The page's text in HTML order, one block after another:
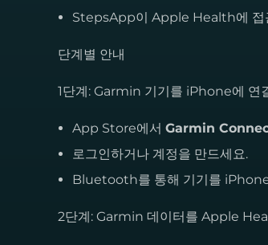
StepsApp이 Apple Health에 접
단계별 안내
1단계: Garmin 기기를 iPhone에 연
App Store에서 Garmin
로그인하거나 계정을 만드세요.
Bluetooth를 통해 기기를
2단계: Garmin 데이터를 Apple